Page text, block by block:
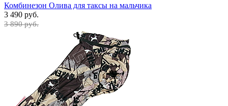
Комбинезон Олива для таксы на мальчика
3 490 руб.
3 890 руб.